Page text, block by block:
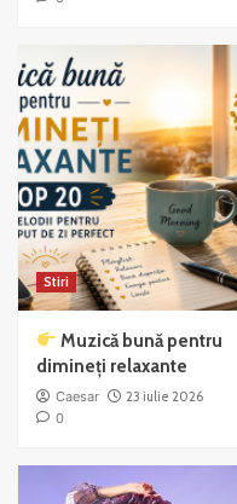
Stiri
Muzică bună pentru
dimineți relaxante
Caesar
23 iulie 2026
0